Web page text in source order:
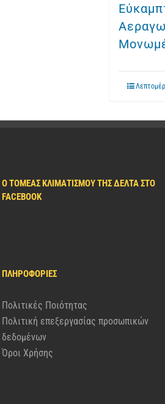
Ο ΤΟΜΈΑΣ ΚΛΙΜΑΤΙΣΜΟΎ ΤΗΣ ΔΈΛΤΑ ΣΤΟ
FACEBOOK
ΠΛΗΡΟΦΟΡΊΕΣ
Πολιτικές Ποιότητας
Πολιτική επεξεργασίας προσωπικών
δεδομένων
Όροι Χρήσης